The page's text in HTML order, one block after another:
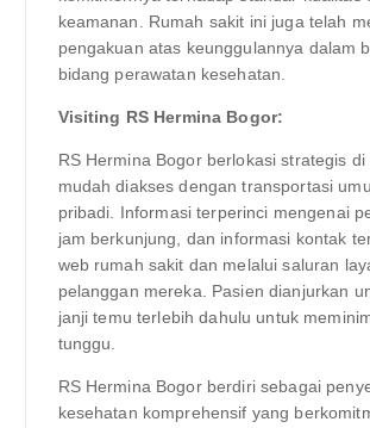
keamanan. Rumah sakit ini juga telah
pengakuan atas keunggulannya dalam
bidang perawatan kesehatan.
Visiting RS Hermina Bogor:
RS Hermina Bogor berlokasi strategis di
mudah diakses dengan transportasi
pribadi. Informasi terperinci mengenai
jam berkunjung, dan informasi kontak
web rumah sakit dan melalui saluran
pelanggan mereka. Pasien dianjurkan
janji temu terlebih dahulu untuk
tunggu.
RS Hermina Bogor berdiri sebagai
kesehatan komprehensif yang